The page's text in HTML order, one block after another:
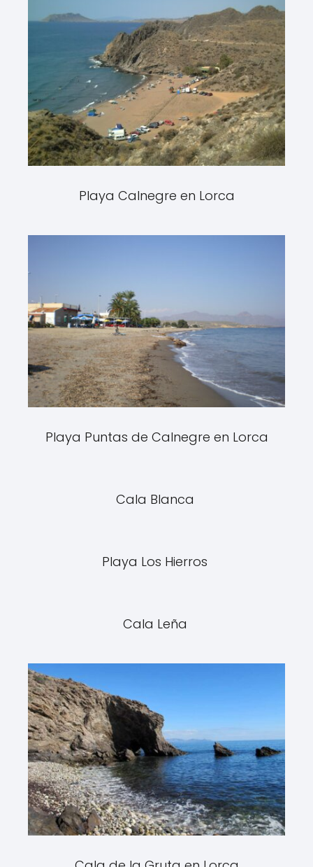
Playa Calnegre en Lorca
Playa Puntas de Calnegre en Lorca
Cala Blanca
Playa Los Hierros
Cala Leña